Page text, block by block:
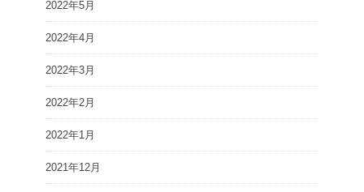
2022年5月
2022年4月
2022年3月
2022年2月
2022年1月
2021年12月